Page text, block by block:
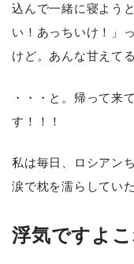
込んで一緒に寝よう
い！あっちいけ！」
けど。あんな甘えて
・・・と。帰って来
す！！！
私は毎日、ロシアン
涙で枕を濡らしてい
浮気ですよこ